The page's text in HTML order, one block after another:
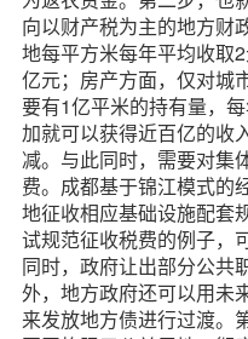
向以财产税为主的地方财
地每平方米每年平均收取
亿元；房产方面，仅对城
要有1亿平米的持有量，
加就可以获得近百亿的收
减。与此同时，需要对集
费。成都基于锦江模式的
地征收相应基础设施配套
试规范征收税费的例子，
同时，政府让出部分公共
外，地方政府还可以用未
来发放地方债进行过渡。